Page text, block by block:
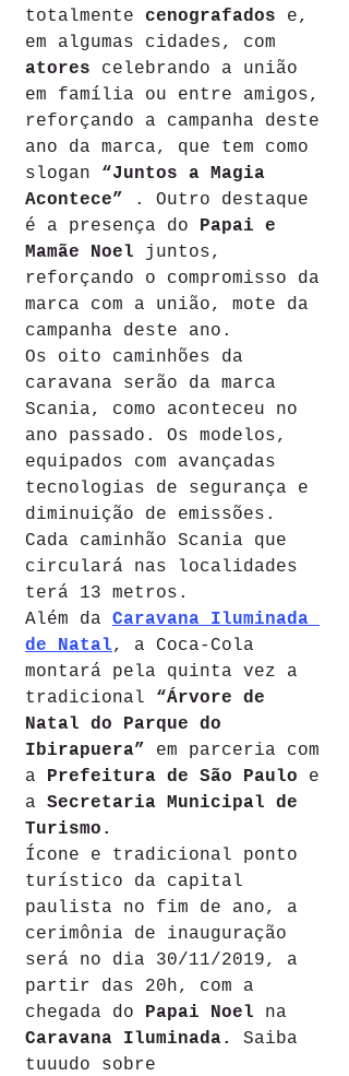
totalmente cenografados e,
em algumas cidades, com
atores celebrando a união
em família ou entre amigos,
reforçando a campanha deste
ano da marca, que tem como
slogan “Juntos a Magia
Acontece”
. Outro destaque
é a presença do Papai e
Mamãe Noel juntos,
reforçando o compromisso da
marca com a união, mote da
campanha deste ano.
Os oito caminhões da
caravana serão da marca
Scania, como aconteceu no
ano passado. Os modelos,
equipados com avançadas
tecnologias de segurança e
diminuição de emissões.
Cada caminhão Scania que
circulará nas localidades
terá 13 metros.
Além da Caravana Iluminada
de Natal, a Coca-Cola
montará pela quinta vez a
tradicional “Árvore de
Natal do Parque do
Ibirapuera”
em parceria com
a Prefeitura de São Paulo e
a Secretaria Municipal de
Turismo.
Ícone e tradicional ponto
turístico da capital
paulista no fim de ano, a
cerimônia de inauguração
será no dia 30/11/2019, a
partir das 20h, com a
chegada do Papai Noel na
Caravana Iluminada.
Saiba
tuuudo sobre